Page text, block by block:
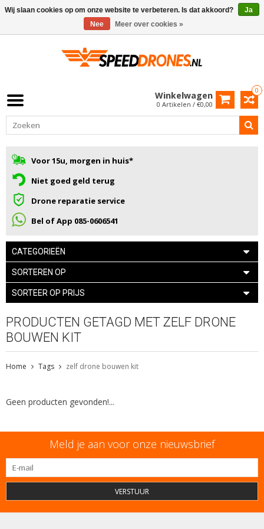
0
Winkelwagen
0 Artikelen / €0,00
Voor 15u, morgen in huis*
Niet goed geld terug
Drone reparatie service
Bel of App 085-0606541
CATEGORIEËN
SORTEREN OP
SORTEER OP PRIJS
PRODUCTEN GETAGD MET ZELF DRONE
BOUWEN KIT
Home Tags zelf drone bouwen kit
Geen producten gevonden!...
Meld je aan voor onze nieuwsbrief
VERSTUUR
Wij slaan cookies op om onze website te verbeteren. Is dat akkoord?
Ja
Nee
Meer over cookies »